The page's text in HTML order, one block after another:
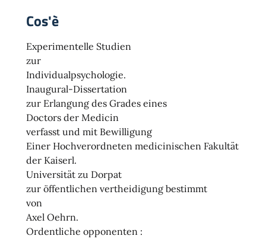
Cos'è
Experimentelle Studien
zur
Individualpsychologie.
Inaugural-Dissertation
zur Erlangung des Grades eines
Doctors der Medicin
verfasst und mit Bewilligung
Einer Hochverordneten medicinischen Fakultät
der Kaiserl.
Universität zu Dorpat
zur öffentlichen vertheidigung bestimmt
von
Axel Oehrn.
Ordentliche opponenten :